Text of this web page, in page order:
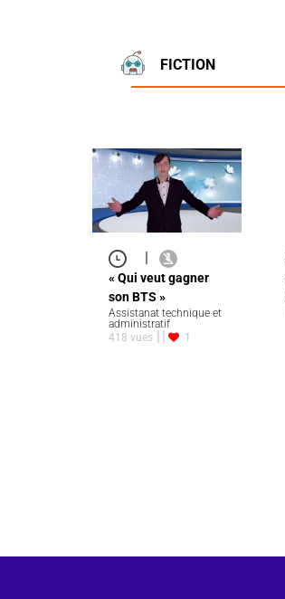
FICTION
« Qui veut gagner
son BTS »
Assistanat technique et
administratif
418 vues
1